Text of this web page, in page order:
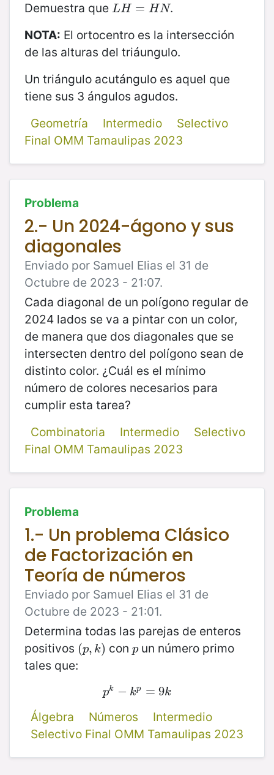
Demuestra que LH = HN
LH= HN
.
NOTA: El ortocentro es la intersección
de las alturas del triáungulo.
Un triángulo acutángulo es aquel que
tiene sus 3 ángulos agudos.
Geometría
Intermedio
Selectivo
Final OMM Tamaulipas 2023
Problema
2.- Un 2024-ágono y sus
diagonales
Enviado por Samuel Elias el 31 de
Octubre de 2023 - 21:07.
Cada diagonal de un polígono regular de
2024 lados se va a pintar con un color,
de manera que dos diagonales que se
intersecten dentro del polígono sean de
distinto color. ¿Cuál es el mínimo
número de colores necesarios para
cumplir esta tarea?
Combinatoria
Intermedio
Selectivo
Final OMM Tamaulipas 2023
Problema
1.- Un problema Clásico
de Factorización en
Teoría de números
Enviado por Samuel Elias el 31 de
Octubre de 2023 - 21:01.
Determina todas las parejas de enteros
positivos (p, k)
(p, k) con p
pun número primo
tales que:
pk − kp = 9k
pk −k p= 9k
Álgebra
Números
Intermedio
Selectivo Final OMM Tamaulipas 2023